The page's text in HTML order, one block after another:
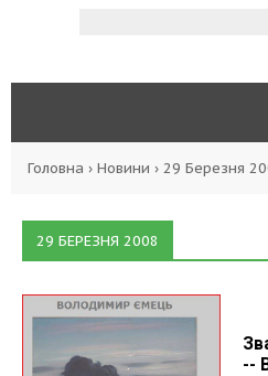
Головна › Новини › 29 Березня
29 БЕРЕЗНЯ 2008
--